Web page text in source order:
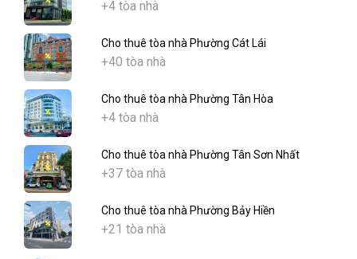
+4 tòa nhà
Cho thuê tòa nhà Phường Cát Lái
+40 tòa nhà
Cho thuê tòa nhà Phường Tân Hòa
+4 tòa nhà
Cho thuê tòa nhà Phường Tân Sơn Nhất
+37 tòa nhà
Cho thuê tòa nhà Phường Bảy Hiền
+21 tòa nhà